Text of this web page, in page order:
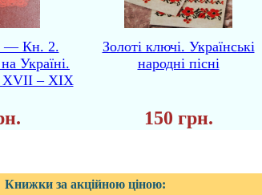
— Кн. 2.
Україні.
XVII – XIX
Золоті ключі. Українські
народні пісні
150 грн.
Книжки за акційною ціною: